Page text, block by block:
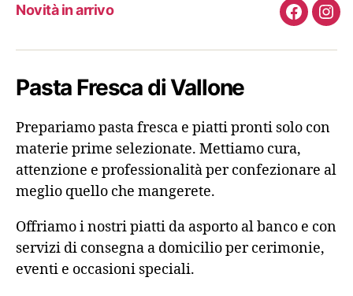
Novità in arrivo
Pasta Fresca di Vallone
Prepariamo pasta fresca e piatti pronti solo con
materie prime selezionate. Mettiamo cura,
attenzione e professionalità per confezionare al
meglio quello che mangerete.
Offriamo i nostri piatti da asporto al banco e con
servizi di consegna a domicilio per cerimonie,
eventi e occasioni speciali.